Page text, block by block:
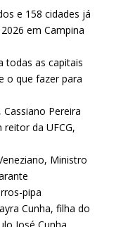
e 158 cidades já
em Campina
todas as capitais
o que fazer para
Cassiano Pereira
da UFCG,
Ministro
pipa
Cunha, filha do